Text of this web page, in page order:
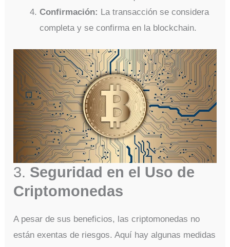
Confirmación: La transacción se considera
completa y se confirma en la blockchain.
3. Seguridad en el Uso de
Criptomonedas
A pesar de sus beneficios, las criptomonedas no
están exentas de riesgos. Aquí hay algunas medidas